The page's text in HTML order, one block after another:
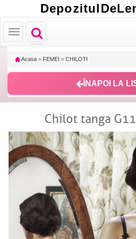
Toggle
navigation
Toggle
navigation
Acasa » FEMEI » CHILOTI
ÎNAPOI LA
Chilot tanga